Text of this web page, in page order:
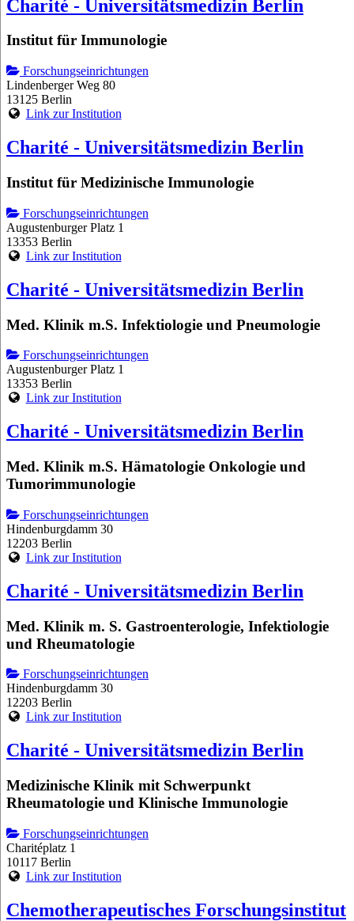
Charité - Universitätsmedizin Berlin
Institut für Immunologie
Forschungseinrichtungen
Lindenberger Weg 80
13125 Berlin
Link zur Institution
Charité - Universitätsmedizin Berlin
Institut für Medizinische Immunologie
Forschungseinrichtungen
Augustenburger Platz 1
13353 Berlin
Link zur Institution
Charité - Universitätsmedizin Berlin
Med. Klinik m.S. Infektiologie und Pneumologie
Forschungseinrichtungen
Augustenburger Platz 1
13353 Berlin
Link zur Institution
Charité - Universitätsmedizin Berlin
Med. Klinik m.S. Hämatologie Onkologie und
Tumorimmunologie
Forschungseinrichtungen
Hindenburgdamm 30
12203 Berlin
Link zur Institution
Charité - Universitätsmedizin Berlin
Med. Klinik m. S. Gastroenterologie, Infektiologie
und Rheumatologie
Forschungseinrichtungen
Hindenburgdamm 30
12203 Berlin
Link zur Institution
Charité - Universitätsmedizin Berlin
Medizinische Klinik mit Schwerpunkt
Rheumatologie und Klinische Immunologie
Forschungseinrichtungen
Charitéplatz 1
10117 Berlin
Link zur Institution
Chemotherapeutisches Forschungsinstitut